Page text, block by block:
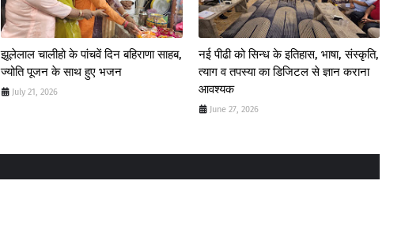
झूलेलाल चालीहो के पांचवें दिन बहिराणा साहब,
ज्योति पूजन के साथ हुए भजन
July 21, 2026
नई पीढी को सिन्ध के इतिहास, भाषा, संस्कृति,
त्याग व तपस्या का डिजिटल से ज्ञान कराना
आवश्यक
June 27, 2026